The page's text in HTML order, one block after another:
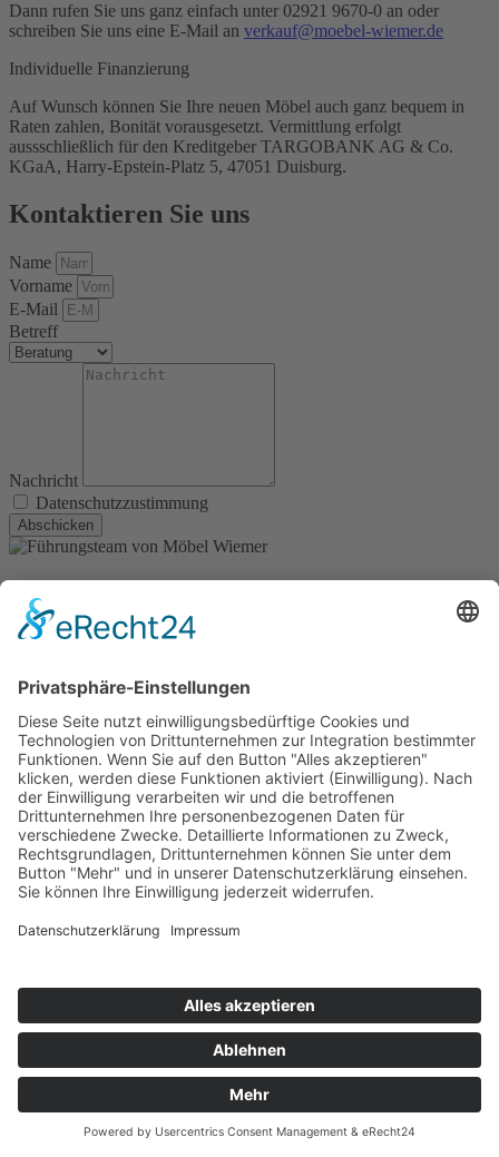
Dann rufen Sie uns ganz einfach unter 02921 9670-0 an oder
schreiben Sie uns eine E-Mail an verkauf@moebel-wiemer.de
Individuelle Finanzierung
Auf Wunsch können Sie Ihre neuen Möbel auch ganz bequem in
Raten zahlen, Bonität vorausgesetzt. Vermittlung erfolgt
aussschließlich für den Kreditgeber TARGOBANK AG & Co.
KGaA, Harry-Epstein-Platz 5, 47051 Duisburg.
Kontaktieren Sie uns
Name
Vorname
E-Mail
Betreff
Nachricht
Datenschutzzustimmung
Abschicken
Kontakt
Möbel Wiemer GmbH & Co. KG
59494 Soest
Telefon:02921 9670-0
Telefax:02921 77011
Montag – Freitag 10 – 19 Uhr
Samstag 9 – 18 Uhr
Das Unternehmen
Geschichte
Philosophie